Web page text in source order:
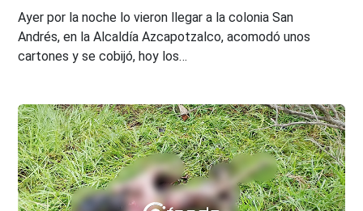
Ayer por la noche lo vieron llegar a la colonia San
Andrés, en la Alcaldía Azcapotzalco, acomodó unos
cartones y se cobijó, hoy los…